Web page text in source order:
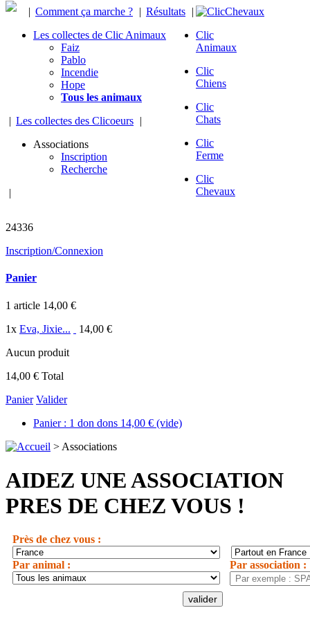
| Comment ça marche ? | Résultats |
Les collectes de Clic Animaux
Faiz
Pablo
Incendie
Hope
Tous les animaux
| Les collectes des Clicoeurs |
Associations
Inscription
Recherche
|
Clic
Animaux
Clic
Chiens
Clic
Chats
Clic
Ferme
Clic
Chevaux
24336
Inscription/Connexion
Panier
1 article 14,00 €
1x Eva, Jixie...
14,00 €
Aucun produit
14,00 € Total
Panier Valider
Panier : 1 don dons 14,00 € (vide)
> Associations
AIDEZ UNE ASSOCIATION
PRES DE CHEZ VOUS !
Près de chez vous :
Par animal : Par association :